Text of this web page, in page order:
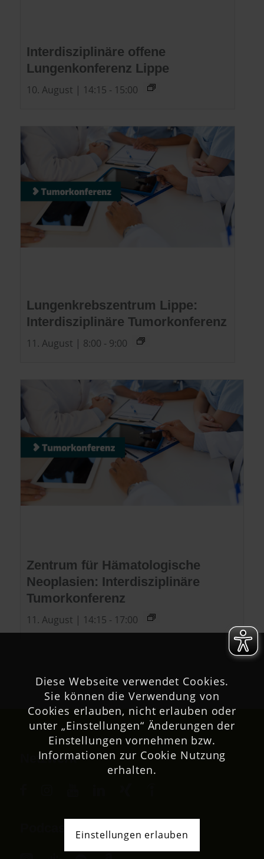
Interdisziplinäre offene
Lungenkonferenz Lippe
10. August | 14:15 - 15:00
Lungenkrebszentrum Lippe:
Interdisziplinäre Tumorkonferenz
11. August | 8:00 - 9:00
Zentrum für Hämatologische
Neoplasien: Interdisziplinäre
Tumorkonferenz
11. August | 14:15 - 17:00
Netzwerk
Diese Webseite verwendet Cookies.
Sie können die Verwendung von
Cookies erlauben, nicht erlauben oder
unter „Einstellungen“ Änderungen der
Einstellungen vornehmen bzw.
Informationen zur Cookie Nutzung
erhalten.
Einstellungen erlauben